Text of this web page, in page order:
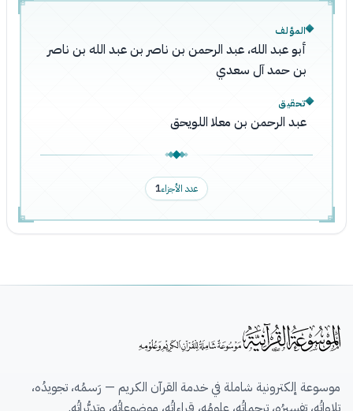
المؤلف
أبو عبد الله، عبد الرحمن بن ناصر بن عبد الله بن ناصر
بن حمد آل سعدي
تحقيق
عبد الرحمن بن معلا اللويحق
عدد الأجزاء1
موسوعة إلكترونية شاملة في خدمة القرآن الكريم — رَسمُه، تجويدُه،